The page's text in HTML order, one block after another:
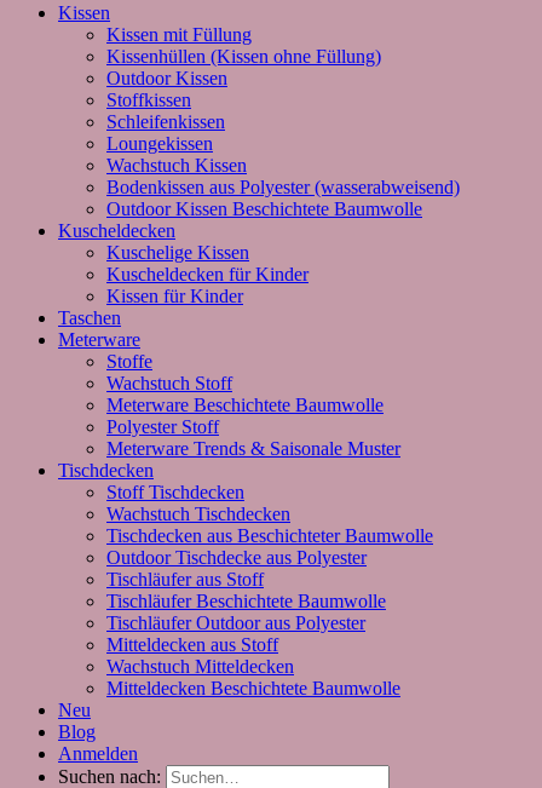
Kissen
Kissen mit Füllung
Kissenhüllen (Kissen ohne Füllung)
Outdoor Kissen
Stoffkissen
Schleifenkissen
Loungekissen
Wachstuch Kissen
Bodenkissen aus Polyester (wasserabweisend)
Outdoor Kissen Beschichtete Baumwolle
Kuscheldecken
Kuschelige Kissen
Kuscheldecken für Kinder
Kissen für Kinder
Taschen
Meterware
Stoffe
Wachstuch Stoff
Meterware Beschichtete Baumwolle
Polyester Stoff
Meterware Trends & Saisonale Muster
Tischdecken
Stoff Tischdecken
Wachstuch Tischdecken
Tischdecken aus Beschichteter Baumwolle
Outdoor Tischdecke aus Polyester
Tischläufer aus Stoff
Tischläufer Beschichtete Baumwolle
Tischläufer Outdoor aus Polyester
Mitteldecken aus Stoff
Wachstuch Mitteldecken
Mitteldecken Beschichtete Baumwolle
Neu
Blog
Anmelden
Suchen nach: